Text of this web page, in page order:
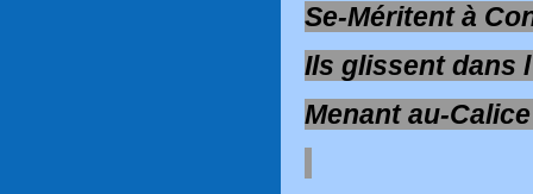
Se-Méritent à
Ils glissent dans
Menant au-